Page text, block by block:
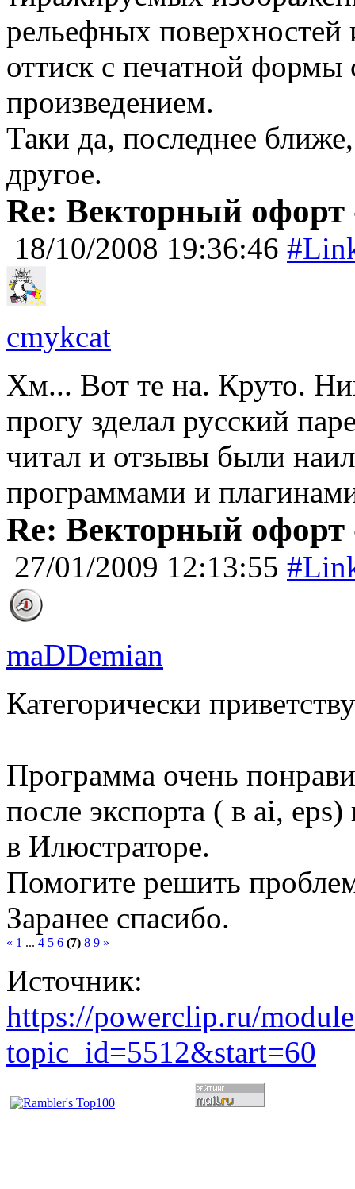
рельефных
оттиск с печатной формы
произведением.
Таки да, последнее
другое.
Re: Векторный офорт
18/10/2008 19:36:46
cmykcat
Хм... Вот те на. Круто.
прогу зделал русский
читал и отзывы были
программами и
Re: Векторный офорт
27/01/2009 12:13:55
maDDemian
Категорически
Программа очень
после экспорта ( в ai,
в Илюстраторе.
Помогите решить
Заранее спасибо.
« 1 ... 4 5 6 (7) 8 9 »
Источник:
https://powerclip.ru/
topic_id=5512&start=60